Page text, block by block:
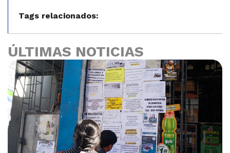
Tags relacionados:
ÚLTIMAS NOTICIAS